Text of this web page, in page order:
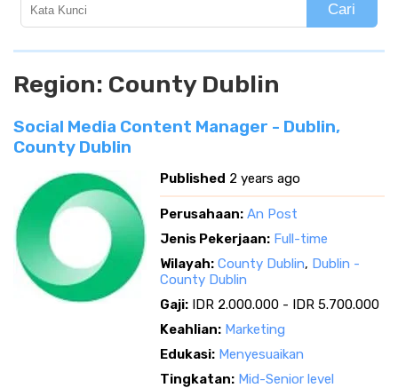
Cari
Region: County Dublin
Social Media Content Manager - Dublin,
County Dublin
Published 2 years ago
Perusahaan: An Post
Jenis Pekerjaan: Full-time
Wilayah: County Dublin, Dublin -
County Dublin
Gaji: IDR 2.000.000 - IDR 5.700.000
Keahlian: Marketing
Edukasi: Menyesuaikan
Tingkatan: Mid-Senior level